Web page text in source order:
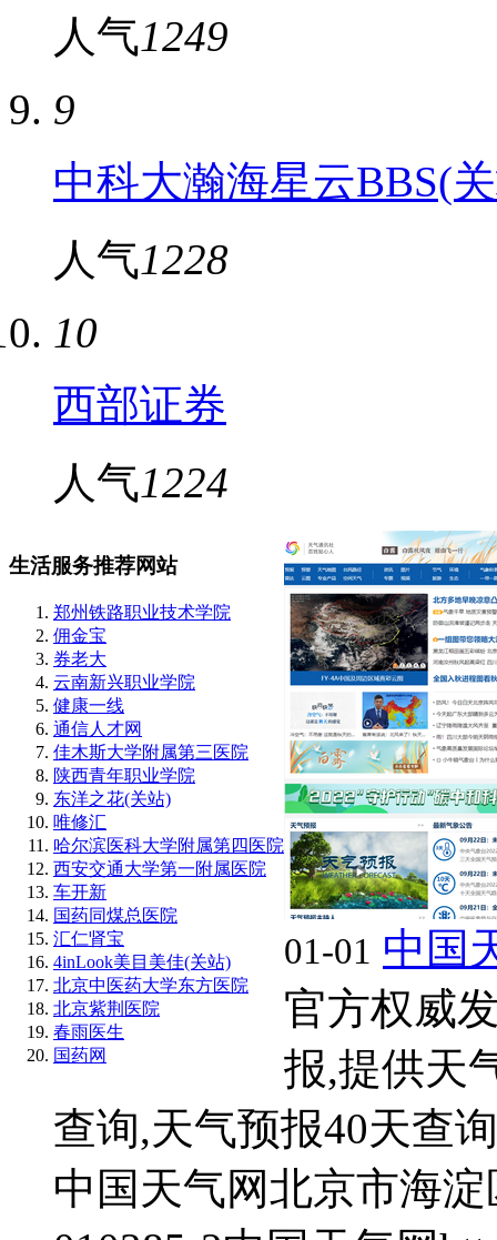
人气1249
9
中科大瀚海星云BBS(
人气1228
10
西部证券
人气1224
生活服务推荐网站
郑州铁路职业技术学院
佣金宝
券老大
云南新兴职业学院
健康一线
通信人才网
佳木斯大学附属第三医院
陕西青年职业学院
东洋之花(关站)
唯修汇
哈尔滨医科大学附属第四医院
西安交通大学第一附属医院
车开新
国药同煤总医院
汇仁肾宝
4inLook美目美佳(关站)
北京中医药大学东方医院
北京紫荆医院
春雨医生
国药网
01-01 中国
官方权威
报,提供天
查询,天气预报40天查
中国天气网北京市海